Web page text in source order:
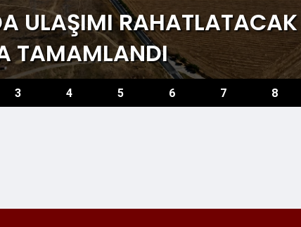
ULAŞIMI RAHATLATACAK
TAMAMLANDI
3 4 5 6 7 8